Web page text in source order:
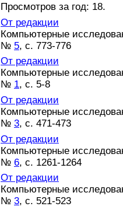
Просмотров за год: 18.
От редакции
Компьютерные
№ 5, с. 773-776
От редакции
Компьютерные
№ 1, с. 5-8
От редакции
Компьютерные
№ 3, с. 471-473
От редакции
Компьютерные
№ 6, с. 1261-1264
От редакции
Компьютерные
№ 3, с. 521-523